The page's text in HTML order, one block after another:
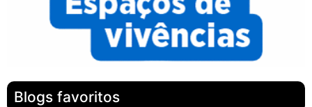
Blogs favoritos